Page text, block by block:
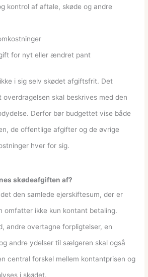
kontrol af aftale, skøde og andre
for nyt eller ændret pant
i sig selv skødet afgiftsfrit. Det
skal beskrives med den
Derfor bør budgettet vise både
de offentlige afgifter og de øvrige
hver for sig.
skødeafgiften af?
den samlede ejerskiftesum, der er
omfatter ikke kun kontant betaling.
andre overtagne forpligtelser, en
andre ydelser til sælgeren skal også
central forskel mellem kontantprisen og
i skødet.